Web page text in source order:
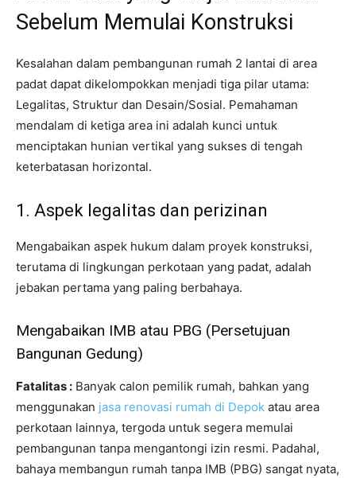
Sebelum Memulai Konstruksi
Kesalahan dalam pembangunan rumah 2 lantai di area
padat dapat dikelompokkan menjadi tiga pilar utama:
Legalitas, Struktur dan Desain/Sosial. Pemahaman
mendalam di ketiga area ini adalah kunci untuk
menciptakan hunian vertikal yang sukses di tengah
keterbatasan horizontal.
1. Aspek legalitas dan perizinan
Mengabaikan aspek hukum dalam proyek konstruksi,
terutama di lingkungan perkotaan yang padat, adalah
jebakan pertama yang paling berbahaya.
Mengabaikan IMB atau PBG (Persetujuan
Bangunan Gedung)
Fatalitas : Banyak calon pemilik rumah, bahkan yang
menggunakan jasa renovasi rumah di Depok atau area
perkotaan lainnya, tergoda untuk segera memulai
pembangunan tanpa mengantongi izin resmi. Padahal,
bahaya membangun rumah tanpa IMB (PBG) sangat nyata,